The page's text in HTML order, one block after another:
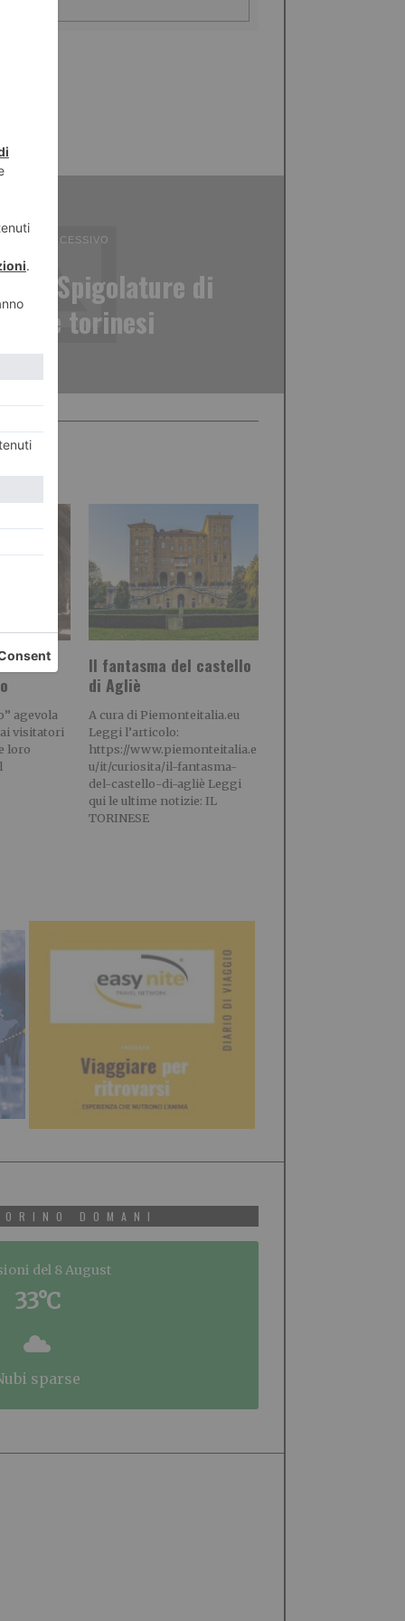
SUCCESSIVO
Spigolature di
torinesi
al
agevola
visitatori
loro
Il fantasma del castello
di Agliè
A cura di Piemonteitalia.eu
Leggi l’articolo:
https://www.piemonteitalia.e
u/it/curiosita/il-fantasma-
del-castello-di-agliè Leggi
qui le ultime notizie: IL
TORINESE
DOMANI
del 8 August
33°C
nubi sparse